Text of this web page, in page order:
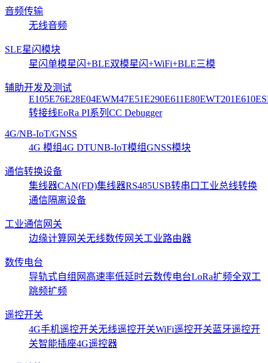
音频传输
无线音频
SLE星闪模块
星闪单模星闪+BLE双模星闪+WiFi+BLE三模
辅助开发及测试
E105E76E28E04EWM47E51E290E611E80EWT201E610
转接线EoRa PI系列 CC Debugger
4G/NB-IoT/GNSS
4G 模组4G DTUNB-IoT模组GNSS模块
通信转换设备
集线器CAN(FD)集线器RS485USB转串口 工业总线转换
通信隔离设备
工业通信网关
边缘计算网关无线数传网关工业路由器
数传电台
导轨式自组网 高速率低延时云数传电台LoRa扩频全双工
跳频扩频
遥控开关
4G手机遥控开关无线遥控开关WiFi遥控开关蓝牙遥控开
关智能插座4G遥控器